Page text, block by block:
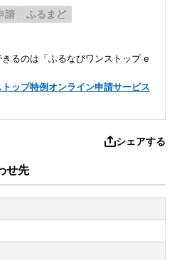
請
ふるまど
るのは「ふるなびワンストップ e
トップ特例オンライン申請サービス
シェアする
せ先